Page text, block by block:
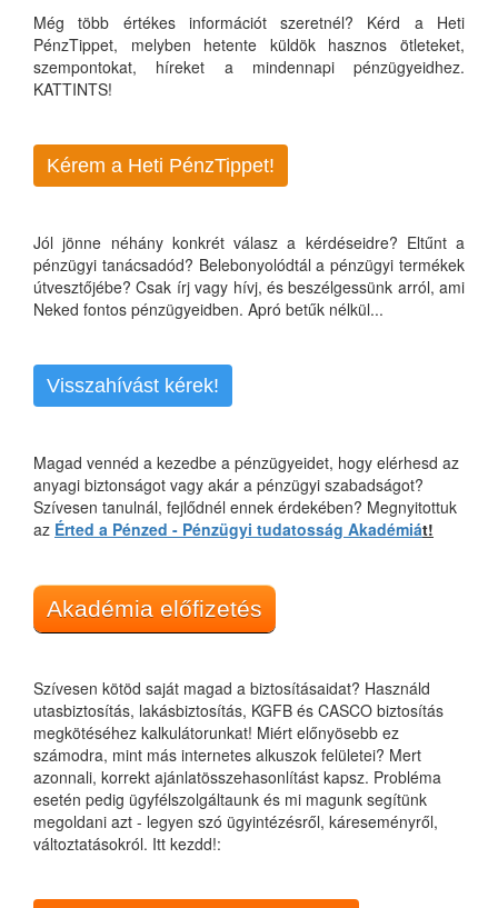
Még több értékes információt szeretnél? Kérd a Heti
PénzTippet, melyben hetente küldök hasznos ötleteket,
szempontokat, híreket a mindennapi pénzügyeidhez.
KATTINTS!
Kérem a Heti PénzTippet!
Jól jönne néhány konkrét válasz a kérdéseidre? Eltűnt a
pénzügyi tanácsadód? Belebonyolódtál a pénzügyi termékek
útvesztőjébe? Csak írj vagy hívj, és beszélgessünk arról, ami
Neked fontos pénzügyeidben. Apró betűk nélkül...
Visszahívást kérek!
Magad vennéd a kezedbe a pénzügyeidet, hogy elérhesd az
anyagi biztonságot vagy akár a pénzügyi szabadságot?
Szívesen tanulnál, fejlődnél ennek érdekében? Megnyitottuk
az Érted a Pénzed - Pénzügyi tudatosság Akadémiát!
Akadémia előfizetés
Szívesen kötöd saját magad a biztosításaidat? Használd
utasbiztosítás, lakásbiztosítás, KGFB és CASCO biztosítás
megkötéséhez kalkulátorunkat! Miért előnyösebb ez
számodra, mint más internetes alkuszok felületei? Mert
azonnali, korrekt ajánlatösszehasonlítást kapsz. Probléma
esetén pedig ügyfélszolgáltaunk és mi magunk segítünk
megoldani azt - legyen szó ügyintézésről, káreseményről,
változtatásokról. Itt kezdd!: